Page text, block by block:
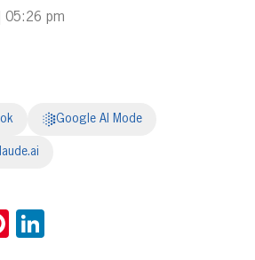
05:26 pm
Google AI Mode
Pinterest